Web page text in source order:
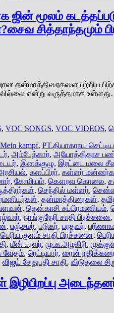
மூலம்
சித்தாந்தமும்
தன்மாத்திரைகளை பற்றிய
என்று வருத்தமாக
, VOC SONGS, VOC VIDEOS,
Mein kampf, PT.தியாகராய
, அம்பேத்கார், அயோத்திதாச
, இனக்குழு, இரட்டை மலை
, களப்பிரர், கள்ளர்
, கோமியம், கௌரவ கொலை,
, செந்தில் மள்ளர்,
, தன்மாத்திரைகள்,
, தென்காசி சுப்பிரமணியம்,
, நாங்குநேரி சாதி பிரச்சனை,
, பஞ்சமர், படுகர், பரதவர்,
பெரிய குளம் சாதி பிரச்சனை,
, மீன் பரவர், மு.க.அழகிரி,
வேதம், ரெட்டியார், ரைன்
விஜய் சேதுபதி சாதி, விடுதலை
இழிபிறப்பு